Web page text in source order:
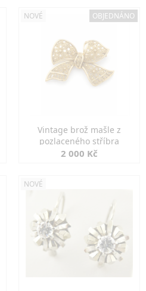
NOVÉ OBJEDNÁNO
Vintage brož mašle z
pozlaceného stříbra
2 000 Kč
NOVÉ